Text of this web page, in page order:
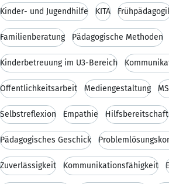
Kinder- und Jugendhilfe KITA
Familienberatung Pädagogische Methoden
Kinderbetreuung im U3-Bereich
Öffentlichkeitsarbeit Mediengestaltung
Selbstreflexion Empathie Hilfsbereitschaft
Pädagogisches Geschick
Zuverlässigkeit Kommunikationsfähigkeit